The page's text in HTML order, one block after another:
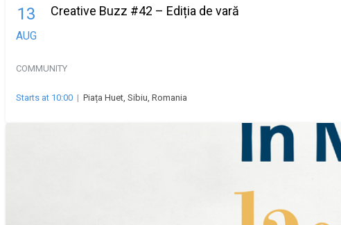
13
AUG
Creative Buzz #42 – Ediția de vară
COMMUNITY
Starts at 10:00 | Piața Huet, Sibiu, Romania